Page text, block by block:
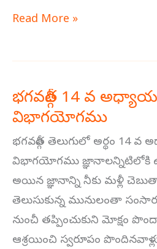
Read More »
భగవద్గీత 14 వ
విభాగయోగము
భగవద్గీత తెలుగులో అర్థం 14
విభాగయోగము జ్ఞానాలన్నిటిలోకి
అయిన జ్ఞానాన్ని నీకు మళ్లీ
తెలుసుకున్న మునులంతా
నుంచీ తప్పించుకుని మోక్షం
ఆశ్రయించి స్వరూపం
భగవద్గీత
14
వ
అధ్యాయం
–
గుణత్రయ
విభాగయోగము